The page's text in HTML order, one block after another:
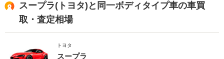
スープラ(トヨタ)と同一ボディタイプ車の車買
取・査定相場
トヨタ
スープラ